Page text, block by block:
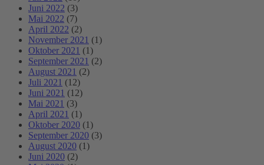
Juni 2022 (3)
Mai 2022 (7)
April 2022 (2)
November 2021 (1)
Oktober 2021 (1)
September 2021 (2)
August 2021 (2)
Juli 2021 (12)
Juni 2021 (12)
Mai 2021 (3)
April 2021 (1)
Oktober 2020 (1)
September 2020 (3)
August 2020 (1)
Juni 2020 (2)